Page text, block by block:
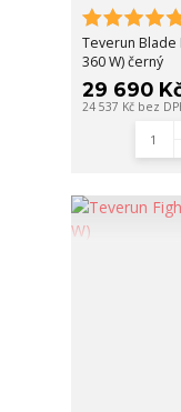
Teverun Blade
360 W) černý
29 690
24 537 Kč bez